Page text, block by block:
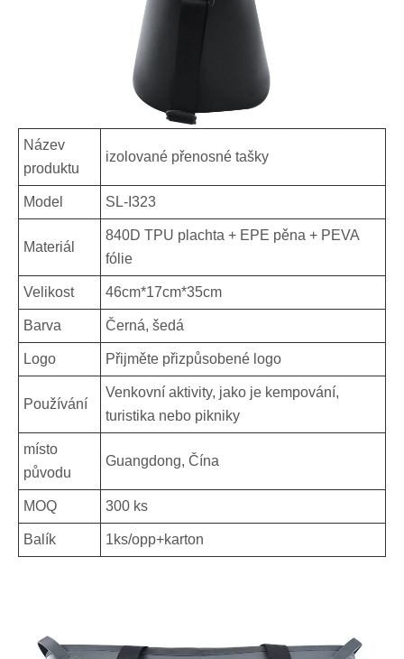
Název
produktu
izolované přenosné tašky
Model SL-I323
Materiál
840D TPU plachta + EPE pěna + PEVA
fólie
Velikost 46cm*17cm*35cm
Barva Černá, šedá
Logo Přijměte přizpůsobené logo
Používání
Venkovní aktivity, jako je kempování,
turistika nebo pikniky
místo
původu
Guangdong, Čína
MOQ 300 ks
Balík 1ks/opp+karton